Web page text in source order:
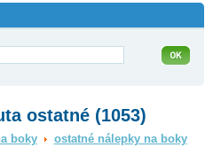
ostatné (1053)
boky
ostatné nálepky na boky